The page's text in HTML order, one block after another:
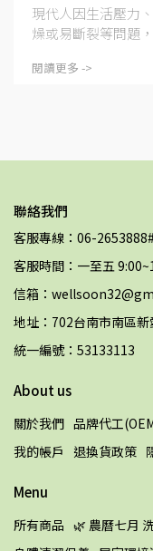
現代人因生活壓力
燥或易斷裂等問題
閱讀更多 ->
聯絡我們
客服專線：06-
客服時間：一至五
信箱：
地址：702台南市南區
統一編號：53133113
About us
關於我們 品牌代工
我的帳戶
退換貨政策
Menu
所有商品 🌿 農曆七月